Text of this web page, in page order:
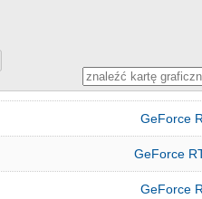
GeForce
GeForce
GeForce